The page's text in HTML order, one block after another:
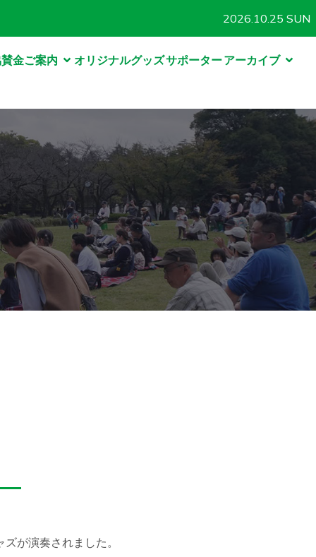
2026.10.25 SUN
金ご案内 オリジナルグッズサポーターアーカイブ
が演奏されました。